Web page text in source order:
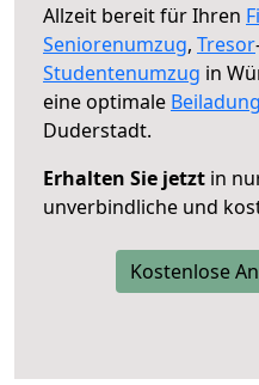
Allzeit bereit für Ihren
Seniorenumzug, Tresor
Studentenumzug in
eine optimale Beiladung
Duderstadt.
Erhalten Sie jetzt in
unverbindliche und
Kostenlose